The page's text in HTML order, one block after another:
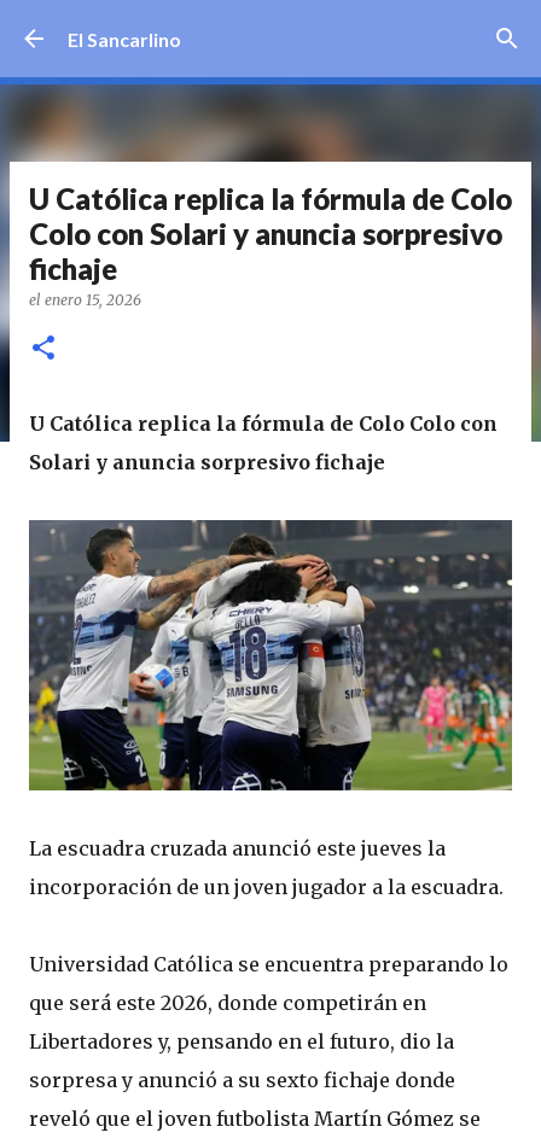
El Sancarlino
U Católica replica la fórmula de Colo
Colo con Solari y anuncia sorpresivo
fichaje
el enero 15, 2026
U Católica replica la fórmula de Colo Colo con
Solari y anuncia sorpresivo fichaje
La escuadra cruzada anunció este jueves la
incorporación de un joven jugador a la escuadra.
Universidad Católica se encuentra preparando lo
que será este 2026, donde competirán en
Libertadores y, pensando en el futuro, dio la
sorpresa y anunció a su sexto fichaje donde
reveló que el joven futbolista Martín Gómez se